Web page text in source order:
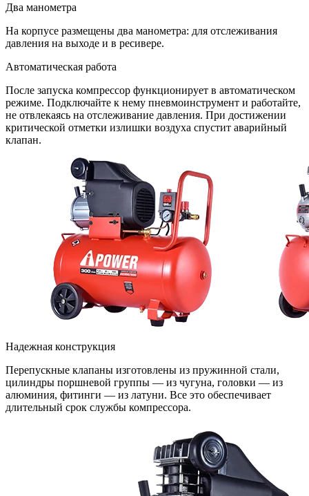
Два манометра
На корпусе размещены два манометра: для отслеживания
давления на выходе и в ресивере.
Автоматическая работа
После запуска компрессор функционирует в автоматическом
режиме. Подключайте к нему пневмоинструмент и работайте,
не отвлекаясь на отслеживание давления. При достижении
критической отметки излишки воздуха спустит аварийный
клапан.
Надежная конструкция
Перепускные клапаны изготовлены из пружинной стали,
цилиндры поршневой группы — из чугуна, головки — из
алюминия, фитинги — из латуни. Все это обеспечивает
длительный срок службы компрессора.